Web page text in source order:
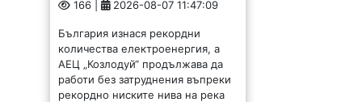
166 | 2026-08-07 11:47:09
България изнася рекордни
количества електроенергия, а
АЕЦ „Козлодуй“ продължава да
работи без затруднения въпреки
рекордно ниските нива на река